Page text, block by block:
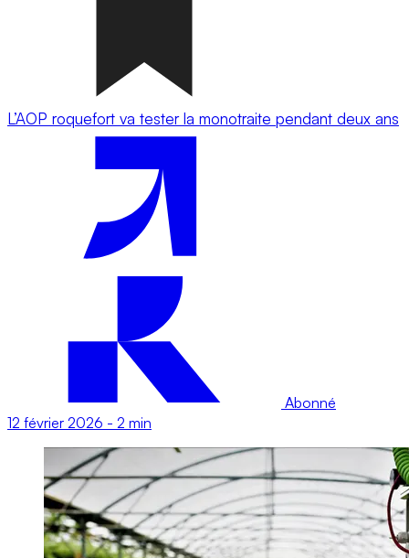
L’AOP roquefort va tester la monotraite pendant deux ans
Abonné
12 février 2026 - 2 min